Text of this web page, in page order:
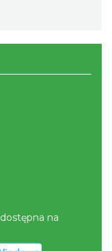
2026-08-14
2026-08-21
dostępna na